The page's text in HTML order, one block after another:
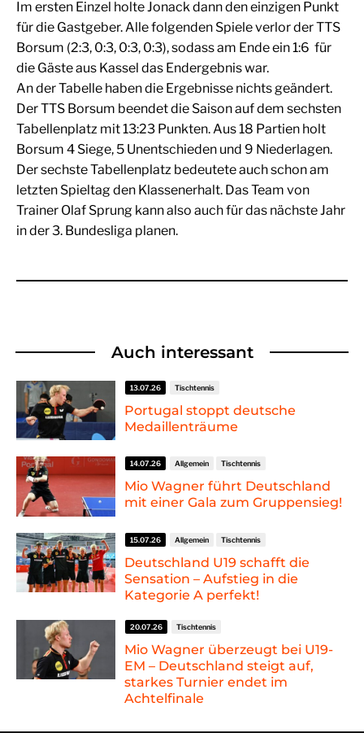
Im ersten Einzel holte Jonack dann den einzigen Punkt
für die Gastgeber. Alle folgenden Spiele verlor der TTS
Borsum (2:3, 0:3, 0:3, 0:3), sodass am Ende ein 1:6 für
die Gäste aus Kassel das Endergebnis war.
An der Tabelle haben die Ergebnisse nichts geändert.
Der TTS Borsum beendet die Saison auf dem sechsten
Tabellenplatz mit 13:23 Punkten. Aus 18 Partien holt
Borsum 4 Siege, 5 Unentschieden und 9 Niederlagen.
Der sechste Tabellenplatz bedeutete auch schon am
letzten Spieltag den Klassenerhalt. Das Team von
Trainer Olaf Sprung kann also auch für das nächste Jahr
in der 3. Bundesliga planen.
Auch interessant
Portugal stoppt deutsche
Medaillenträume
13.07.26 Tischtennis
Mio Wagner führt Deutschland
mit einer Gala zum Gruppensieg!
14.07.26 Allgemein Tischtennis
Deutschland U19 schafft die
Sensation – Aufstieg in die
Kategorie A perfekt!
15.07.26 Allgemein Tischtennis
Mio Wagner überzeugt bei U19-
EM – Deutschland steigt auf,
starkes Turnier endet im
Achtelfinale
20.07.26 Tischtennis